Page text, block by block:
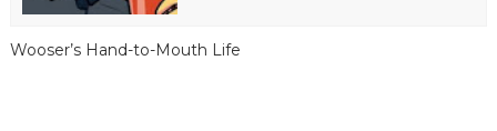
Wooser’s Hand-to-Mouth Life